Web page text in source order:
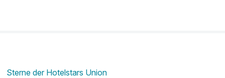
Sterne der Hotelstars Union